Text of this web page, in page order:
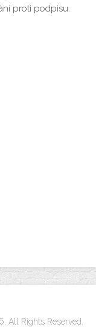
proti podpisu.
All Rights Reserved.